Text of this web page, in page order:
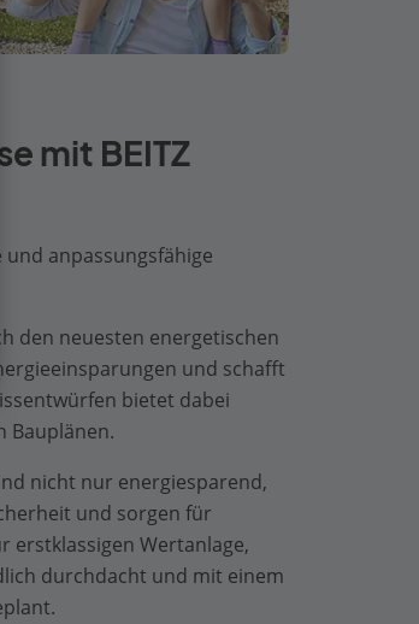
mit BEITZ
und anpassungsfähige
den neuesten energetischen
und schafft
bietet dabei
Bauplänen.
nicht nur energiesparend,
und sorgen für
erstklassigen Wertanlage,
durchdacht und mit einem